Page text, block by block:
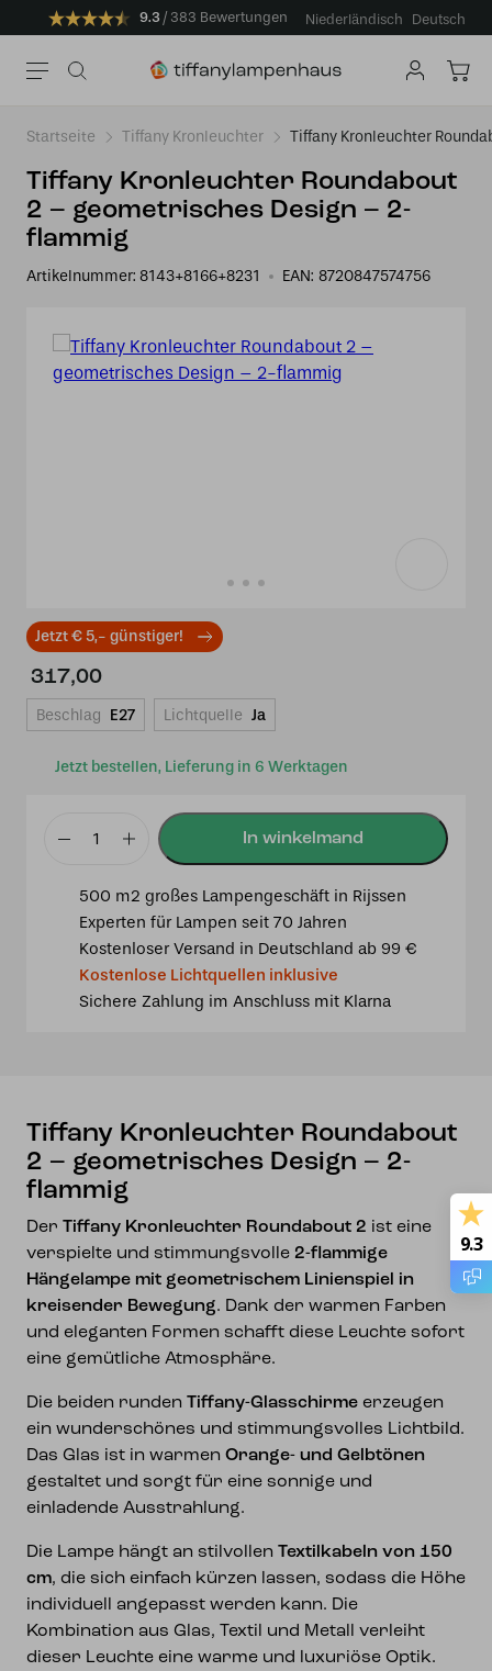
9.3 383 Bewertungen Niederländisch Deutsch
Startseite Tiffany Kronleuchter Tiffany Kronleuchter
Tiffany Kronleuchter Roundabout
2 – geometrisches Design – 2-
flammig
Artikelnummer: 8143+8166+8231 EAN: 8720847574756
Jetzt € 5,- günstiger!
Jetzt bestellen, Lieferung in 6 Werktagen
317,00
Beschlag E27 Lichtquelle Ja
Tiffany
Roundabout
geometrisches
Design
500 m2 großes Lampengeschäft in Rijssen
Experten für Lampen seit 70 Jahren
Kostenloser Versand in Deutschland ab 99 €
Kostenlose Lichtquellen inklusive
Sichere Zahlung im Anschluss mit Klarna
Tiffany Kronleuchter Roundabout
2 – geometrisches Design – 2-
flammig
Der Tiffany Kronleuchter Roundabout 2 ist eine
verspielte und stimmungsvolle 2-flammige
Hängelampe mit geometrischem Linienspiel in
kreisender Bewegung. Dank der warmen Farben
und eleganten Formen schafft diese Leuchte sofort
eine gemütliche Atmosphäre.
Die beiden runden Tiffany-Glasschirme erzeugen
ein wunderschönes und stimmungsvolles Lichtbild.
Das Glas ist in warmen Orange- und Gelbtönen
gestaltet und sorgt für eine sonnige und
einladende Ausstrahlung.
Die Lampe hängt an stilvollen Textilkabeln von 150
cm, die sich einfach kürzen lassen, sodass die Höhe
individuell angepasst werden kann. Die
Kombination aus Glas, Textil und Metall verleiht
dieser Leuchte eine warme und luxuriöse Optik.
9.3